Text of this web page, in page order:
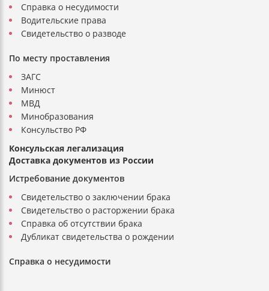
Справка о несудимости
Водительские права
Свидетельство о разводе
По месту проставления
ЗАГС
Минюст
МВД
Минобразования
Консульство РФ
Консульская легализация
Доставка документов из России
Истребование документов
Свидетельство о заключении брака
Свидетельство о расторжении брака
Справка об отсутствии брака
Дубликат свидетельства о рождении
Справка о несудимости